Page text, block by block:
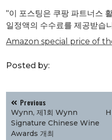
"이 포스팅은 쿠팡 파트너스
일정액의 수수료를 제공받습
Amazon special price of
Posted by:
글
탐
색
Previous
Wynn, 제1회 Wynn
Signature Chinese Wine
Awards 개최